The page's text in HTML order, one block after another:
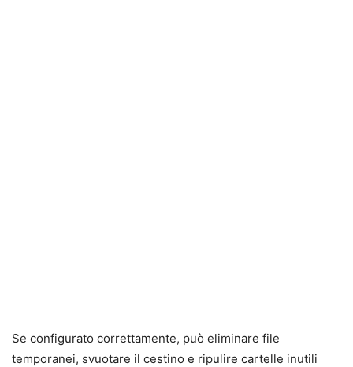
Se configurato correttamente, può eliminare file
temporanei, svuotare il cestino e ripulire cartelle inutili